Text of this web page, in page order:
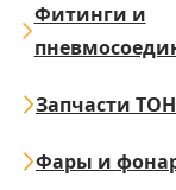
Фитинги и
Запчасти
Фары и